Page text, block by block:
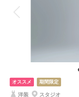
スタジオでの撮影
オススメ 期間限定
洋装 スタジオ